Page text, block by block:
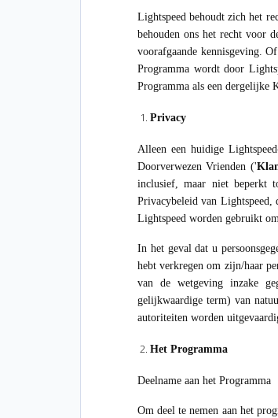
Lightspeed behoudt zich het
behouden ons het recht voor
voorafgaande kennisgeving.
Programma wordt door
Programma als een dergelijke
Privacy
Alleen een huidige
Doorverwezen Vrienden ('
inclusief, maar niet beperkt
Privacybeleid van Lightspeed,
Lightspeed worden gebruikt
In het geval dat u
hebt verkregen om zijn/haar
van de wetgeving inzake
gelijkwaardige term) van
autoriteiten worden
Het Programma
Deelname aan het Programma
Om deel te nemen aan het